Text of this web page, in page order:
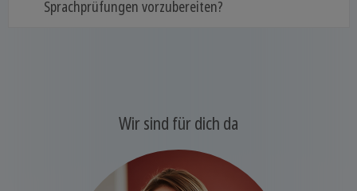
Sprachprüfungen vorzubereiten?
Wir sind für dich da